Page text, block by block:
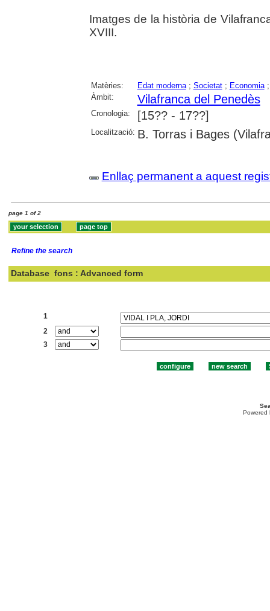
Imatges de la història de
XVIII.
Matèries: Edat moderna; Societat; Economia
Àmbit:
Vilafranca del Penedès
Cronologia: [15?? - 17??]
Localització: B. Torras i Bages
Enllaç permanent a aquest
page 1 of 2
Refine the search
Database fons : Advanced form
1
2
3